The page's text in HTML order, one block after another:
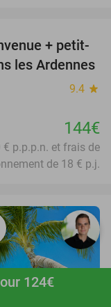
124€
+ petit-
les Ardennes
9.4 star
144€
€ p.p.p.n. et frais de
de 18 € p.j.